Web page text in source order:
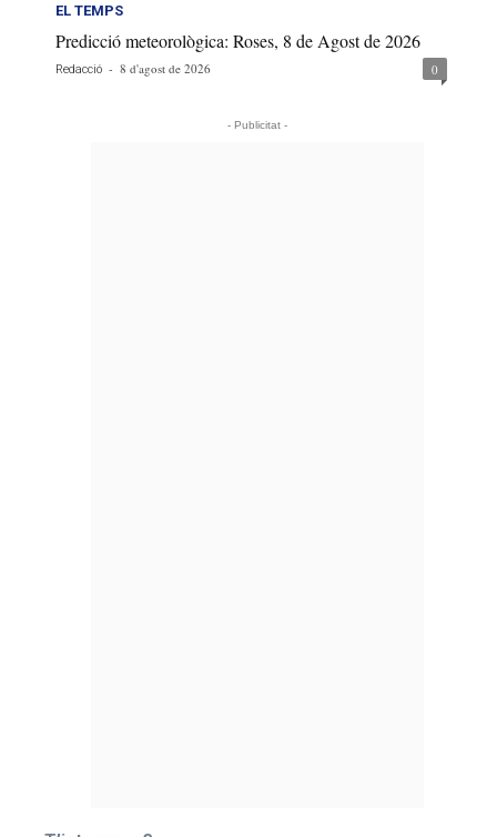
EL TEMPS
Predicció meteorològica: Roses, 8 de Agost de 2026
Redacció - 8 d'agost de 2026 0
- Publicitat -